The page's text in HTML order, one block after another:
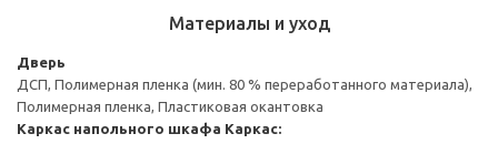
Материалы и уход
Дверь
ДСП, Полимерная пленка (мин. 80 % переработанного материала),
Полимерная пленка, Пластиковая окантовка
Каркас напольного шкафа Каркас: